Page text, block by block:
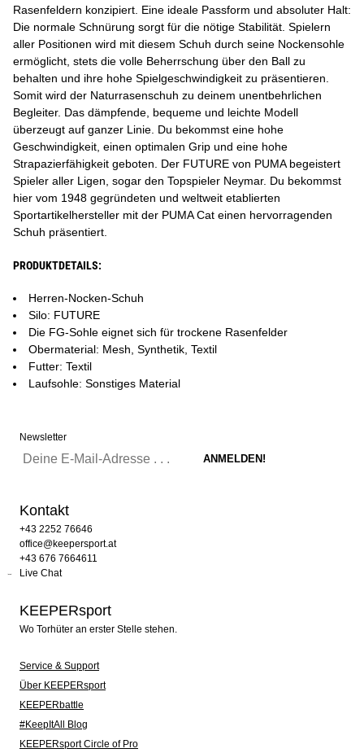
Rasenfeldern konzipiert. Eine ideale Passform und absoluter Halt:
Die normale Schnürung sorgt für die nötige Stabilität. Spielern
aller Positionen wird mit diesem Schuh durch seine Nockensohle
ermöglicht, stets die volle Beherrschung über den Ball zu
behalten und ihre hohe Spielgeschwindigkeit zu präsentieren.
Somit wird der Naturrasenschuh zu deinem unentbehrlichen
Begleiter. Das dämpfende, bequeme und leichte Modell
überzeugt auf ganzer Linie. Du bekommst eine hohe
Geschwindigkeit, einen optimalen Grip und eine hohe
Strapazierfähigkeit geboten. Der FUTURE von PUMA begeistert
Spieler aller Ligen, sogar den Topspieler Neymar. Du bekommst
hier vom 1948 gegründeten und weltweit etablierten
Sportartikelhersteller mit der PUMA Cat einen hervorragenden
Schuh präsentiert.
PRODUKTDETAILS:
Herren-Nocken-Schuh
Silo: FUTURE
Die FG-Sohle eignet sich für trockene Rasenfelder
Obermaterial: Mesh, Synthetik, Textil
Futter: Textil
Laufsohle: Sonstiges Material
Newsletter
Kontakt
+43 2252 76646
office@keepersport.at
+43 676 7664611
Live Chat
KEEPERsport
Wo Torhüter an erster Stelle stehen.
Service & Support
Über KEEPERsport
KEEPERbattle
#KeepItAll Blog
KEEPERsport Circle of Pro